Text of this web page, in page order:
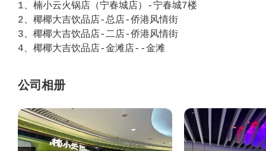
1、楠小云火锅店（宁春城店）-宁春城7楼
2、椰椰大吉饮品店-总店-侨港风情街
3、椰椰大吉饮品店-二店-侨港风情街
4、椰椰大吉饮品店-金滩店--金滩
公司相册